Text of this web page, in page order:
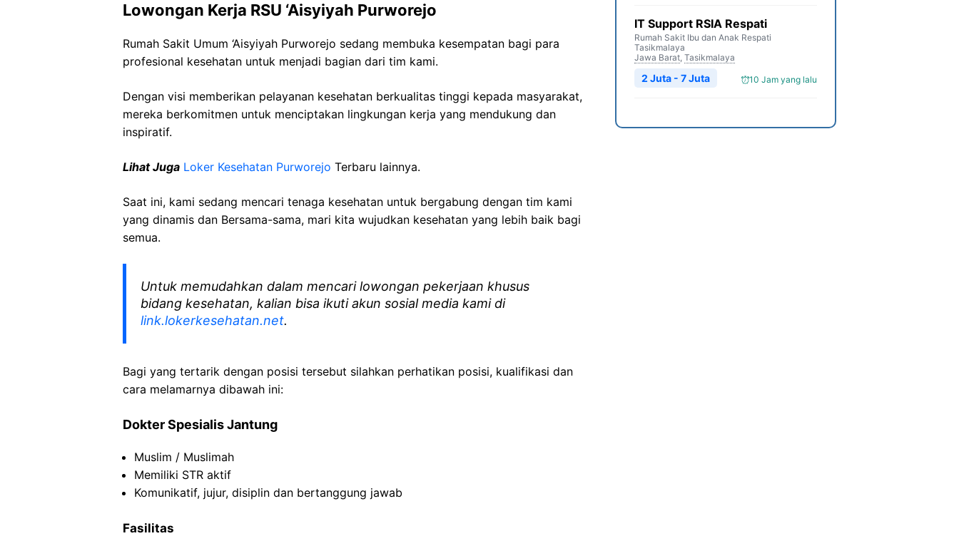
Lowongan Kerja RSU ‘Aisyiyah Purworejo
Rumah Sakit Umum ‘Aisyiyah Purworejo sedang membuka kesempatan bagi para
profesional kesehatan untuk menjadi bagian dari tim kami.
Dengan visi memberikan pelayanan kesehatan berkualitas tinggi kepada masyarakat,
mereka berkomitmen untuk menciptakan lingkungan kerja yang mendukung dan
inspiratif.
Lihat Juga Loker Kesehatan Purworejo Terbaru lainnya.
Saat ini, kami sedang mencari tenaga kesehatan untuk bergabung dengan tim kami
yang dinamis dan Bersama-sama, mari kita wujudkan kesehatan yang lebih baik bagi
semua.
Untuk memudahkan dalam mencari lowongan pekerjaan khusus
bidang kesehatan, kalian bisa ikuti akun sosial media kami di
link.lokerkesehatan.net.
Bagi yang tertarik dengan posisi tersebut silahkan perhatikan posisi, kualifikasi dan
cara melamarnya dibawah ini:
DokterSpesialisJantung
Muslim / Muslimah
Memiliki STR aktif
Komunikatif, jujur, disiplin dan bertanggung jawab
Fasilitas
IT Support RSIA Respati
Rumah Sakit Ibu dan Anak Respati
Tasikmalaya
Jawa Barat, Tasikmalaya
10 Jam yang lalu
2 Juta - 7 Juta